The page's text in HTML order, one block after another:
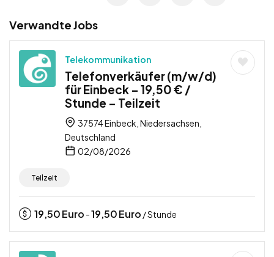
Verwandte Jobs
Telekommunikation
Telefonverkäufer (m/w/d)
für Einbeck – 19,50 € /
Stunde – Teilzeit
37574 Einbeck, Niedersachsen,
Deutschland
02/08/2026
Teilzeit
19,50Euro -19,50Euro / Stunde